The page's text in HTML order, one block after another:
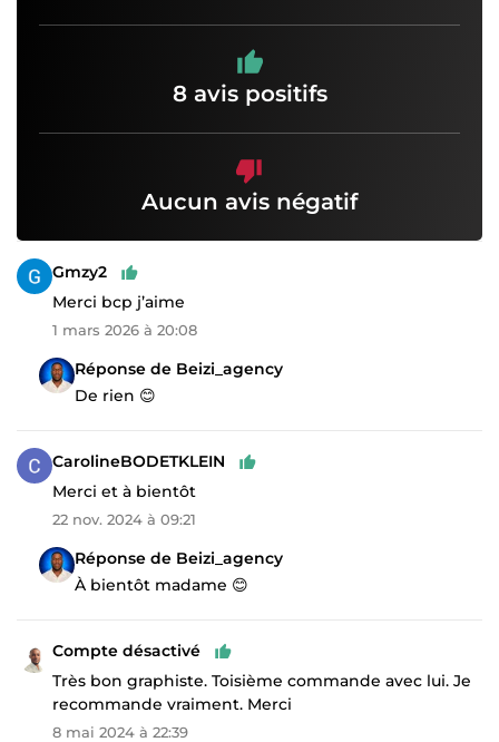
8 avis positifs
Aucun avis négatif
Gmzy2
Merci bcp j’aime
1 mars 2026 à 20:08
Réponse de Beizi_agency
De rien 😊
CarolineBODETKLEIN
Merci et à bientôt
22 nov. 2024 à 09:21
Réponse de Beizi_agency
À bientôt madame 😊
Compte désactivé
Très bon graphiste. Toisième commande avec lui. Je
recommande vraiment. Merci
8 mai 2024 à 22:39